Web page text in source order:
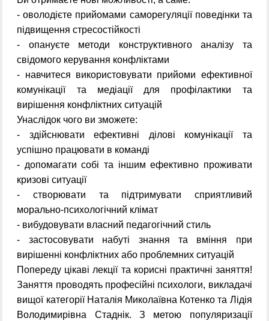
- оволодієте прийомами саморегуляції поведінки та
підвищення стресостійкості
- опануєте методи конструктивного аналізу та
свідомого керування конфліктами
- навчитеся використовувати прийоми ефективної
комунікації та медіації для профілактики та
вирішення конфліктних ситуацій
Унаслідок чого ви зможете:
- здійснювати ефективні ділові комунікації та
успішно працювати в команді
- допомагати собі та іншим ефективно проживати
кризові ситуації
- створювати та підтримувати сприятливий
морально-психологічний клімат
- вибудовувати власний педагогічний стиль
- застосовувати набуті знання та вміння при
вирішенні конфліктних або проблемних ситуацій
Попереду цікаві лекції та корисні практичні заняття!
Заняття проводять професійні психологи, викладачі
вищої категорії Наталія Миколаївна Котенко та Лідія
Володимирівна Стаднік. З метою популяризації